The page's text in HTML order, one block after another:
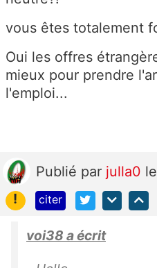
vous êtes totalement
Oui les offres
mieux pour prendre
l'emploi...
Publié par julla0
!
citer
voi38 a écrit